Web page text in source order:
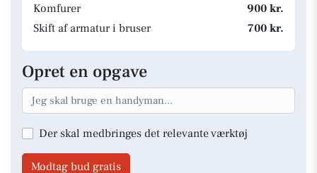
Komfurer
900 kr.
Skift af armatur i bruser
700 kr.
Opret en opgave
Der skal medbringes det relevante værktøj
Modtag bud gratis